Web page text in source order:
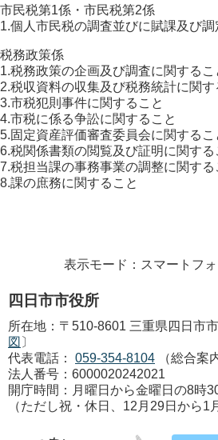
市民税第1係・市民税第2係
1.個人市民税の調査並びに賦課及び調
税務政策係
1.税務政策の企画及び調査に関するこ
2.税収資料の収集及び税務統計に関す
3.市税犯則事件に関すること
4.市税に係る争訟に関すること
5.固定資産評価審査委員会に関するこ
6.税関係書類の閲覧及び証明に関する
7.税担当課の事務事業の調整に関する
8.課の庶務に関すること
表示モード：スマートフォ
四日市市役所
所在地：〒510-8601 三重県四日市
図 〕
代表電話：
059-354-8104
（総合案
法人番号：6000020242021
開庁時間：月曜日から金曜日の8時
（ただし祝・休日、12月29日から1